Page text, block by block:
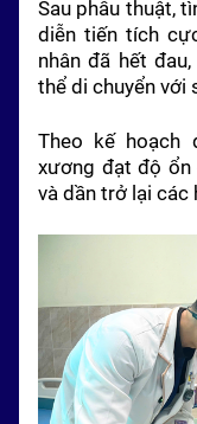
Sau phẫu thuật,
diễn tiến tích
nhân đã hết
thể di chuyển với
Theo kế hoạch
xương đạt độ ổn
và dần trở lại các